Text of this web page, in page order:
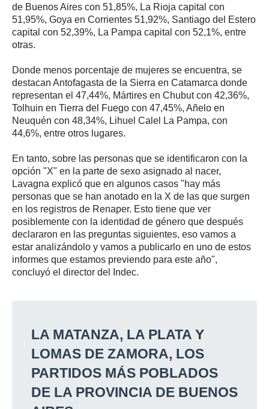
de Buenos Aires con 51,85%, La Rioja capital con
51,95%, Goya en Corrientes 51,92%, Santiago del Estero
capital con 52,39%, La Pampa capital con 52,1%, entre
otras.
Donde menos porcentaje de mujeres se encuentra, se
destacan Antofagasta de la Sierra en Catamarca donde
representan el 47,44%, Mártires en Chubut con 42,36%,
Tolhuin en Tierra del Fuego con 47,45%, Añelo en
Neuquén con 48,34%, Lihuel Calel La Pampa, con
44,6%, entre otros lugares.
En tanto, sobre las personas que se identificaron con la
opción "X" en la parte de sexo asignado al nacer,
Lavagna explicó que en algunos casos "hay más
personas que se han anotado en la X de las que surgen
en los registros de Renaper. Esto tiene que ver
posiblemente con la identidad de género que después
declararon en las preguntas siguientes, eso vamos a
estar analizándolo y vamos a publicarlo en uno de estos
informes que estamos previendo para este año",
concluyó el director del Indec.
LA MATANZA, LA PLATA Y
LOMAS DE ZAMORA, LOS
PARTIDOS MÁS POBLADOS
DE LA PROVINCIA DE BUENOS